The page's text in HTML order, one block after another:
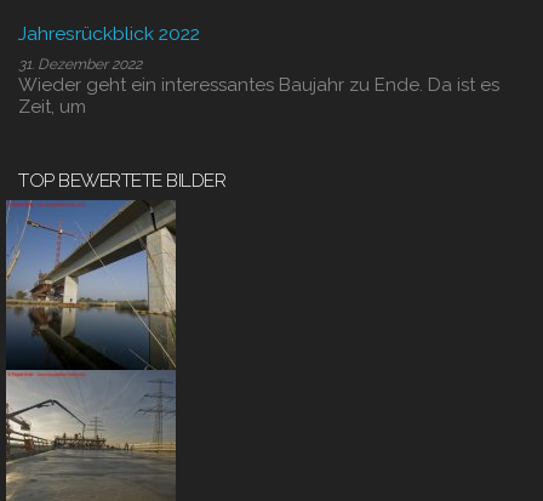
Jahresrückblick 2022
31. Dezember 2022
Wieder geht ein interessantes Baujahr zu Ende. Da ist es
Zeit, um
TOP BEWERTETE BILDER